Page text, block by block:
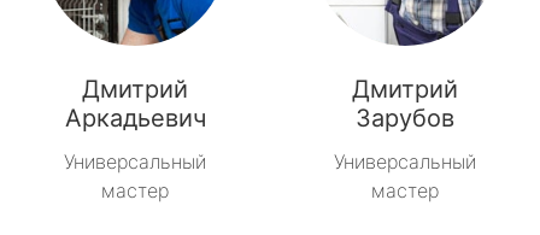
Дмитрий
Аркадьевич
Универсальный
мастер
Дмитрий
Зарубов
Универсальный
мастер